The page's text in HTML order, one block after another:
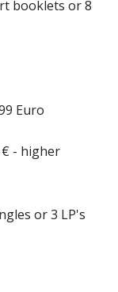
booklets or 8
Euro
- higher
or 3 LP's